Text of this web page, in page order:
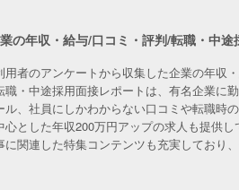
の年収・給与/口コミ・評判/転職・中
用者のアンケートから収集した企業の年収
職・中途採用面接レポートは、有名企業に
、社員にしかわからない口コミや転職時
とした年収200万円アップの求人も提供
に関連した特集コンテンツも充実しており